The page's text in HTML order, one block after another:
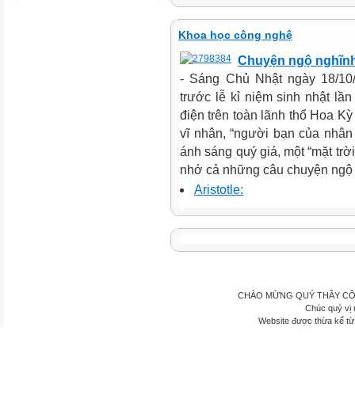
Khoa học công nghệ
Chuyện ngộ
- Sáng Chủ Nhật ngày 18/
trước lễ kỉ niệm sinh nhật
điện trên toàn lãnh thổ Hoa
vĩ nhân, “người bạn của
ánh sáng quý giá, một “mặt
nhớ cả những câu chuyện
Aristotle:
CHÀO MỪNG QUÝ THẦY
Chúc quý vị
Website được thừa kế